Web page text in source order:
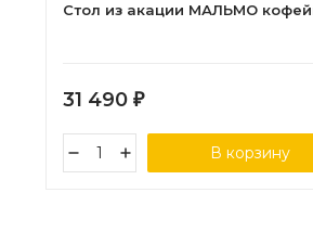
Стол из акации МАЛЬМО
31 490 ₽
В корзину